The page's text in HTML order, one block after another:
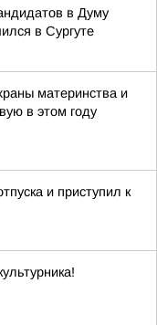
в Думу
в Сургуте
материнства и
в этом году
и приступил к